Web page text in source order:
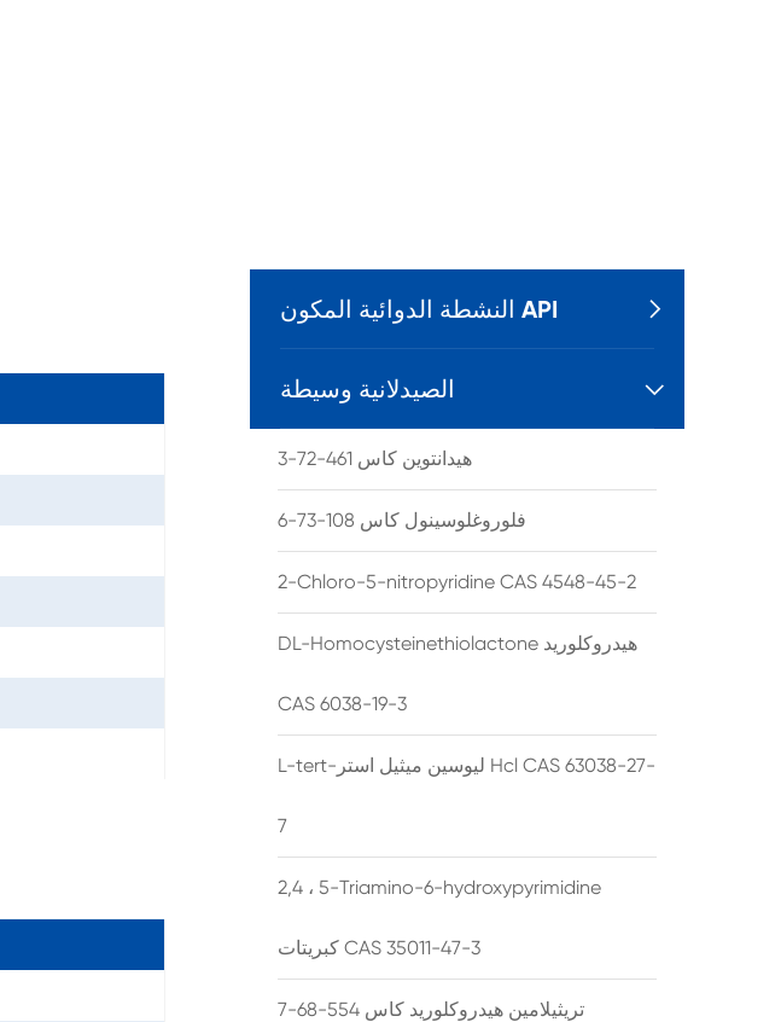
النشطة الدوائية المكون API 
الصيدلانية وسيطة 
هيدانتوين كاس 461-72-3
فلوروغلوسينول كاس 108-73-6
2-Chloro-5-nitropyridine CAS 4548-45-2
DL-Homocysteinethiolactone هيدروكلوريد
CAS 6038-19-3
L-tert-ليوسين ميثيل استر Hcl CAS 63038-27-
7
2,4 ، 5-Triamino-6-hydroxypyrimidine
كبريتات CAS 35011-47-3
تريثيلامين هيدروكلوريد كاس 554-68-7